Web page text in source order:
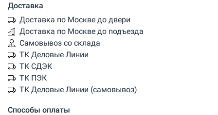
Доставка
Доставка по Москве до двери
Доставка по Москве до подъезда
Самовывоз со склада
ТК Деловые Линии
ТК СДЭК
ТК ПЭК
ТК Деловые Линии (самовывоз)
Способы оплаты